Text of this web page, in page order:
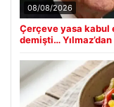
08/08/2026
Çerçeve yasa kabul
demişti…